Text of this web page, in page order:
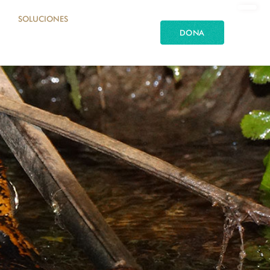
SOLUCIONES
DONA